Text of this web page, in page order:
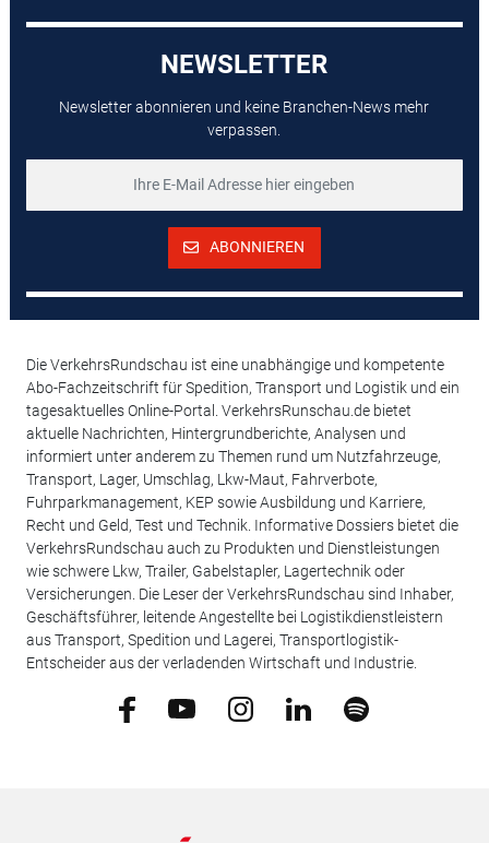
NEWSLETTER
Newsletter abonnieren und keine Branchen-News mehr
verpassen.
ABONNIEREN
Die VerkehrsRundschau ist eine unabhängige und kompetente
Abo-Fachzeitschrift für Spedition, Transport und Logistik und ein
tagesaktuelles Online-Portal. VerkehrsRunschau.de bietet
aktuelle Nachrichten, Hintergrundberichte, Analysen und
informiert unter anderem zu Themen rund um Nutzfahrzeuge,
Transport, Lager, Umschlag, Lkw-Maut, Fahrverbote,
Fuhrparkmanagement, KEP sowie Ausbildung und Karriere,
Recht und Geld, Test und Technik. Informative Dossiers bietet die
VerkehrsRundschau auch zu Produkten und Dienstleistungen
wie schwere Lkw, Trailer, Gabelstapler, Lagertechnik oder
Versicherungen. Die Leser der VerkehrsRundschau sind Inhaber,
Geschäftsführer, leitende Angestellte bei Logistikdienstleistern
aus Transport, Spedition und Lagerei, Transportlogistik-
Entscheider aus der verladenden Wirtschaft und Industrie.